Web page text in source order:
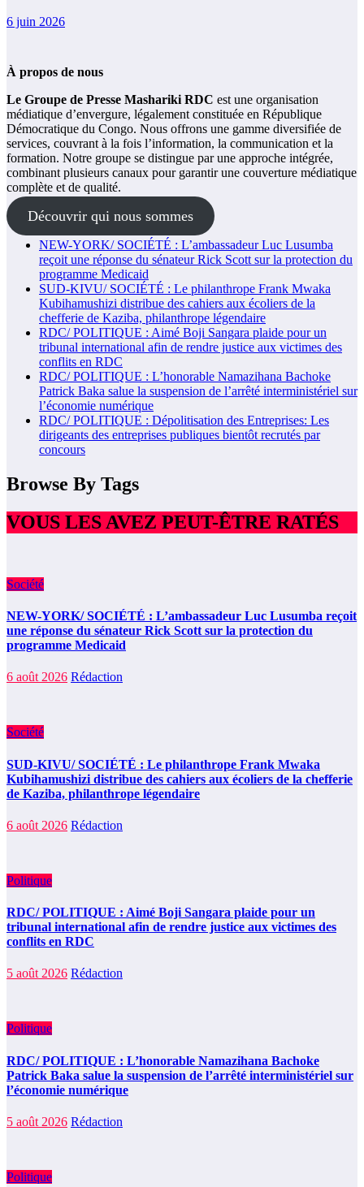
6 juin 2026
À propos de nous
Le Groupe de Presse Mashariki RDC est une organisation
médiatique d’envergure, légalement constituée en République
Démocratique du Congo. Nous offrons une gamme diversifiée de
services, couvrant à la fois l’information, la communication et la
formation. Notre groupe se distingue par une approche intégrée,
combinant plusieurs canaux pour garantir une couverture médiatique
complète et de qualité.
Découvrir qui nous sommes
NEW-YORK/ SOCIÉTÉ : L’ambassadeur Luc Lusumba
reçoit une réponse du sénateur Rick Scott sur la protection du
programme Medicaid
SUD-KIVU/ SOCIÉTÉ : Le philanthrope Frank Mwaka
Kubihamushizi distribue des cahiers aux écoliers de la
chefferie de Kaziba, philanthrope légendaire
RDC/ POLITIQUE : Aimé Boji Sangara plaide pour un
tribunal international afin de rendre justice aux victimes des
conflits en RDC
RDC/ POLITIQUE : L’honorable Namazihana Bachoke
Patrick Baka salue la suspension de l’arrêté interministériel sur
l’économie numérique
RDC/ POLITIQUE : Dépolitisation des Entreprises: Les
dirigeants des entreprises publiques bientôt recrutés par
concours
Browse By Tags
VOUS LES AVEZ PEUT-ÊTRE RATÉS
Société
NEW-YORK/ SOCIÉTÉ : L’ambassadeur Luc Lusumba reçoit
une réponse du sénateur Rick Scott sur la protection du
programme Medicaid
6 août 2026 Rédaction
Société
SUD-KIVU/ SOCIÉTÉ : Le philanthrope Frank Mwaka
Kubihamushizi distribue des cahiers aux écoliers de la chefferie
de Kaziba, philanthrope légendaire
6 août 2026 Rédaction
Politique
RDC/ POLITIQUE : Aimé Boji Sangara plaide pour un
tribunal international afin de rendre justice aux victimes des
conflits en RDC
5 août 2026 Rédaction
Politique
RDC/ POLITIQUE : L’honorable Namazihana Bachoke
Patrick Baka salue la suspension de l’arrêté interministériel sur
l’économie numérique
5 août 2026 Rédaction
Politique